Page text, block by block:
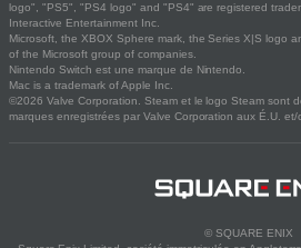
logo", "PS5", "PS4 logo" and "PS4" are registered
Interactive Entertainment Inc.
Microsoft, the XBOX Sphere mark, the Series X|S logo
of the Microsoft group of companies.
Nintendo Switch est une marque de Nintendo.
Mac is a trademark of Apple Inc.
©2026 Valve Corporation. Steam et le logo Steam sont
marques enregistrées par Valve Corporation aux É.U.
© SQUARE ENIX